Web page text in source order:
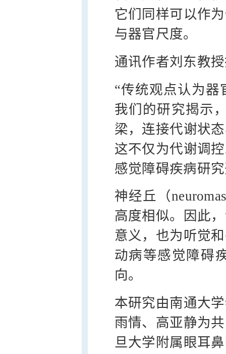
它们同样可以作
与器官尺度。
通讯作者刘东教
“传统观点认为
我们的研究揭示
梁，连接代谢状
这不仅为代谢调
感觉障碍疾病研
神经丘（
高度相似。因此
意义，也为听觉
动病等感觉障碍
向。
本研究由南通大
雨情、高亚静为
旦大学附属眼耳